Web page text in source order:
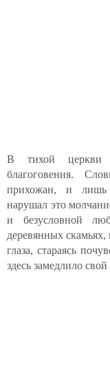
В тихой церкви
благоговения.
прихожан, и лишь
нарушал это
и безусловной
деревянных
глаза, стараясь
здесь замедлило свой